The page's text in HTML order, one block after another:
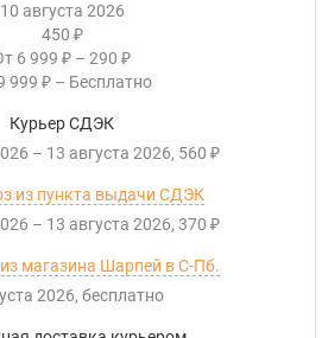
10 августа 2026
450 ₽
6 999 ₽ – 290 ₽
999 ₽ – Бесплатно
Курьер СДЭК
– 13 августа 2026 560 ₽
из пункта выдачи СДЭК
– 13 августа 2026 370 ₽
магазина Шарпей в С-Пб.
2026
Бесплатно